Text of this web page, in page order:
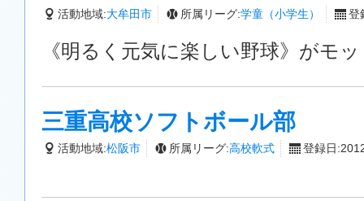
活動地域:大牟田市 所属リーグ:学童（小学生） 登
《明るく元気に楽しい野球》がモ
三重高校ソフトボール部
活動地域:松阪市 所属リーグ:高校軟式 登録日